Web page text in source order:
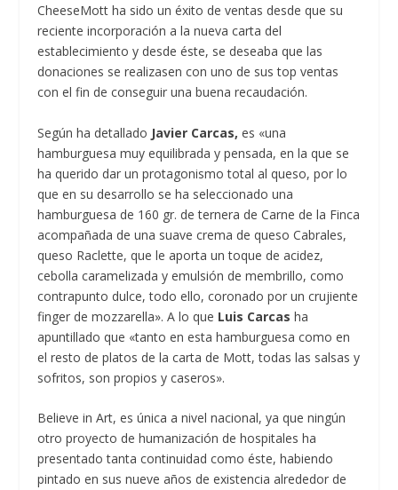
CheeseMott ha sido un éxito de ventas desde que su
reciente incorporación a la nueva carta del
establecimiento y desde éste, se deseaba que las
donaciones se realizasen con uno de sus top ventas
con el fin de conseguir una buena recaudación.
Según ha detallado Javier Carcas, es «una
hamburguesa muy equilibrada y pensada, en la que se
ha querido dar un protagonismo total al queso, por lo
que en su desarrollo se ha seleccionado una
hamburguesa de 160 gr. de ternera de Carne de la Finca
acompañada de una suave crema de queso Cabrales,
queso Raclette, que le aporta un toque de acidez,
cebolla caramelizada y emulsión de membrillo, como
contrapunto dulce, todo ello, coronado por un crujiente
finger de mozzarella». A lo que Luis Carcasha
apuntillado que «tanto en esta hamburguesa como en
el resto de platos de la carta de Mott, todas las salsas y
sofritos, son propios y caseros».
Believe in Art, es única a nivel nacional, ya que ningún
otro proyecto de humanización de hospitales ha
presentado tanta continuidad como éste, habiendo
pintado en sus nueve años de existencia alrededor de